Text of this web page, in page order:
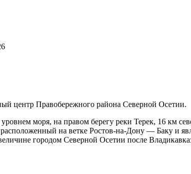
центр Правобережного района Северной Осетии.
моря, на правом берегу реки Терек, 16 км
на ветке Ростов-на-Дону — Баку и
городом Северной Осетии после